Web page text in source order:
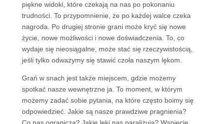
piękne widoki, które czekają na nas po pokonaniu
trudności. To przypomnienie, że po każdej walce czeka
nagroda. Po drugiej stronie grani może kryć się nowe
życie, nowe możliwości i nowe doświadczenia. To, co
wydaje się nieosiągalne, może stać się rzeczywistością,
jeśli tylko odważymy się stawić czoła naszym lękom.
Grań w snach jest także miejscem, gdzie możemy
spotkać nasze wewnętrzne ja. To moment, w którym
możemy zadać sobie pytania, na które często boimy się
odpowiedzieć. Jakie są nasze prawdziwe pragnienia?